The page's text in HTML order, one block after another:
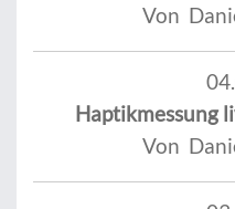
Von
Haptikmessung
Von